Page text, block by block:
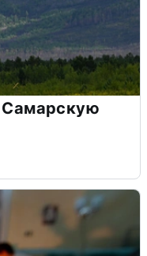
Самарскую